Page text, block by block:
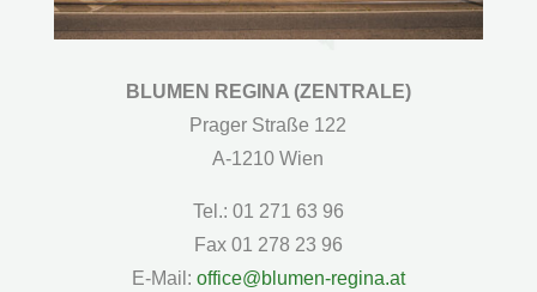
BLUMEN REGINA (ZENTRALE)
Prager Straße 122
A-1210 Wien
Tel.: 01 271 63 96
Fax 01 278 23 96
E-Mail: office@blumen-regina.at